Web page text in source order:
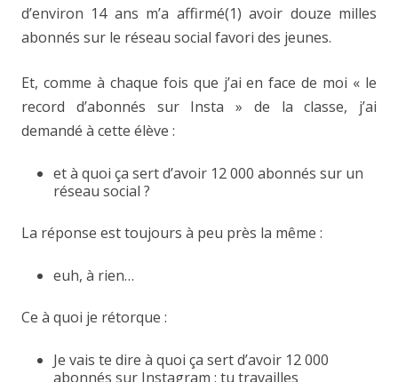
d’environ 14 ans m’a affirmé(1) avoir douze milles
abonnés sur le réseau social favori des jeunes.
Et, comme à chaque fois que j’ai en face de moi « le
record d’abonnés sur Insta » de la classe, j’ai
demandé à cette élève :
et à quoi ça sert d’avoir 12 000 abonnés sur un
réseau social ?
La réponse est toujours à peu près la même :
euh, à rien…
Ce à quoi je rétorque :
Je vais te dire à quoi ça sert d’avoir 12 000
abonnés sur Instagram : tu travailles